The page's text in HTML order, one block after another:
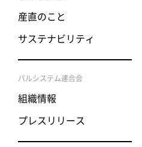
産直のこと
サステナビリティ
パルシステム連合会
組織情報
プレスリリース